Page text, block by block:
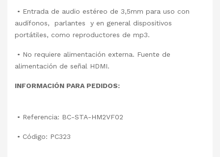
• Entrada de audio estéreo de 3,5mm para uso con
audífonos, parlantes y en general dispositivos
portátiles, como reproductores de mp3.
• No requiere alimentación externa. Fuente de
alimentación de señal HDMI.
INFORMACIÓN PARA PEDIDOS:
• Referencia: BC-STA-HM2VF02
• Código: PC323